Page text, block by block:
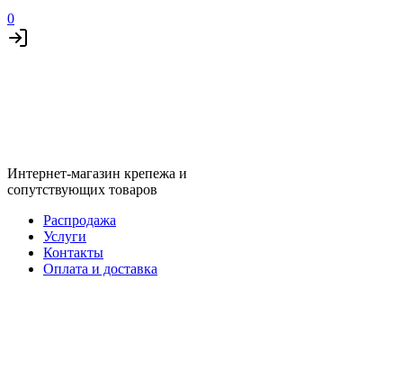
0
Интернет-магазин крепежа и
сопутствующих товаров
Распродажа
Услуги
Контакты
Оплата и доставка